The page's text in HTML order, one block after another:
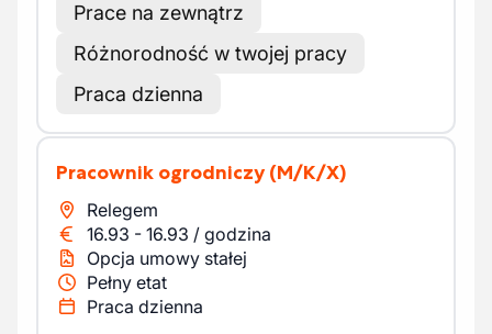
Prace na zewnątrz
Różnorodność w twojej pracy
Praca dzienna
Pracownik ogrodniczy (M/K/X)
Relegem
16.93 - 16.93 / godzina
Opcja umowy stałej
Pełny etat
Praca dzienna